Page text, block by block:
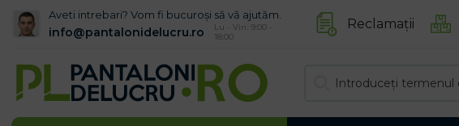
Aveti intrebari? Vom fi bucuroși să vă ajutăm.
info@pantalonidelucru.ro
Lu - Vin: 9:00 -
18:00
Reclamații